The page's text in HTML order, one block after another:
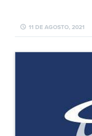
schedule 11 DE AGOSTO, 2021